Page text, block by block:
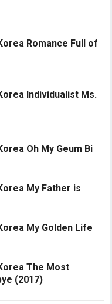
Romance Full of
Individualist Ms.
Oh My Geum Bi
My Father is
My Golden Life
The Most
(2017)